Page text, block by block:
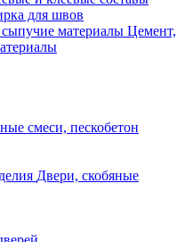
для швов
Цемент,
смеси, пескобетон
Двери, скобяные